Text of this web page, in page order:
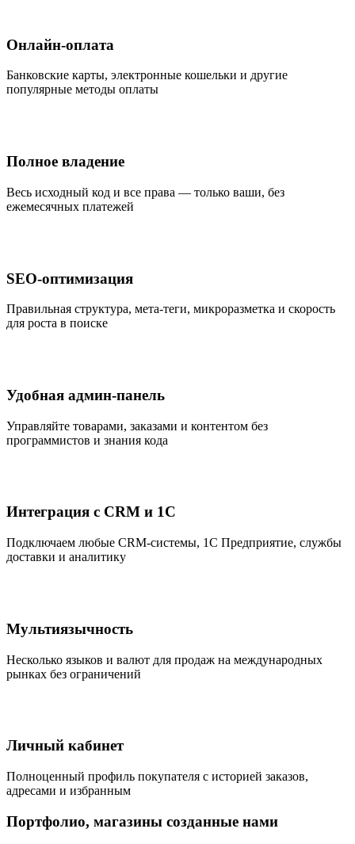
Онлайн-оплата
Банковские карты, электронные кошельки и другие
популярные методы оплаты
Полное владение
Весь исходный код и все права — только ваши, без
ежемесячных платежей
SEO-оптимизация
Правильная структура, мета-теги, микроразметка и скорость
для роста в поиске
Удобная админ-панель
Управляйте товарами, заказами и контентом без
программистов и знания кода
Интеграция с CRM и 1С
Подключаем любые CRM-системы, 1С Предприятие, службы
доставки и аналитику
Мультиязычность
Несколько языков и валют для продаж на международных
рынках без ограничений
Личный кабинет
Полноценный профиль покупателя с историей заказов,
адресами и избранным
Портфолио, магазины созданные нами